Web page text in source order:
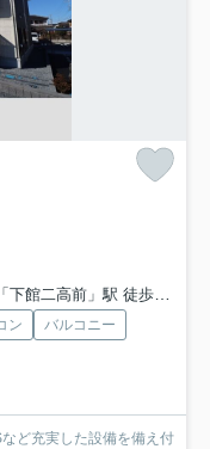
館二高前」駅 徒歩41分
ン
バルコニー
ど充実した設備を備え付